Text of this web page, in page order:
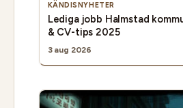
KÄNDISNYHETER
Lediga jobb Halmstad
& CV-tips 2025
3 aug 2026